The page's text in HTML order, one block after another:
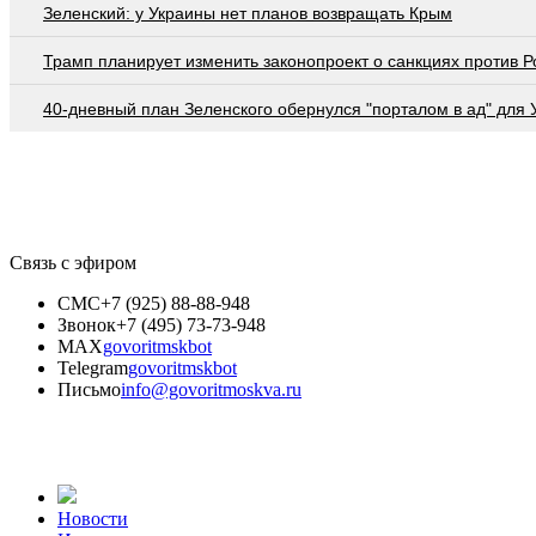
Зеленский: у Украины нет планов возвращать Крым
Трамп планирует изменить законопроект о санкциях против
40-дневный план Зеленского обернулся "порталом в ад" для
Связь с эфиром
СМС+7 (925) 88-88-948
Звонок+7 (495) 73-73-948
MAXgovoritmskbot
Telegramgovoritmskbot
Письмоinfo@govoritmoskva.ru
Новости